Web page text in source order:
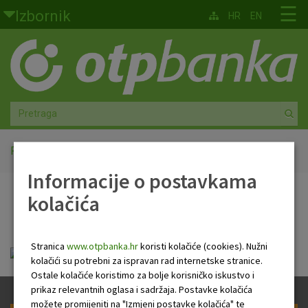
Skoči na glavni sadržaj
Izbornik
Građani
Privatno bankarstvo
Agro
Mala poduzeća i obrtnici
Srednja i velika poduzeća
Faktoring
O nama
☰
HR EN
Početna
PB Newsletter
PB Newsletter
Informacije o postavkama
kolačića
Stranica www.otpbanka.hrkoristi kolačiće (cookies). Nužni
kolačići su potrebni za ispravan rad internetske stranice.
Ostale kolačiće koristimo za bolje korisničko iskustvo i
prikaz relevantnih oglasa i sadržaja. Postavke kolačića
možete promijeniti na "Izmjeni postavke kolačića" te